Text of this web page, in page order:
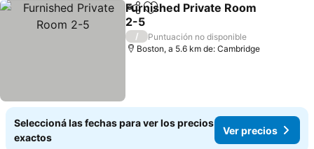
CompartirAñadir a favoritos
Furnished Private Room
2-5
Ver precios
/
Puntuación no disponible
Boston, a 5.6 km de: Cambridge
Seleccioná las fechas para ver los precios
exactos
Ver precios